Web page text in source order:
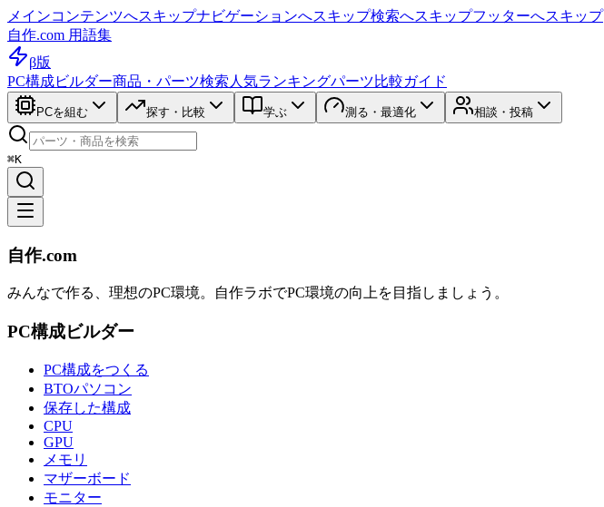
メインコンテンツへスキップナビゲーションへスキップ検索へスキップフッターへスキップ
自作.com 用語集
β版
PC構成ビルダー商品・パーツ検索 人気ランキングパーツ比較ガイド
PCを組む 探す・比較 学ぶ 測る・最適化 相談・投稿
⌘K
自作.com
みんなで作る、理想のPC環境。 自作ラボでPC環境の向上を目指しましょう。
PC構成ビルダー
PC構成をつくる
BTOパソコン
保存した構成
CPU
GPU
メモリ
マザーボード
モニター